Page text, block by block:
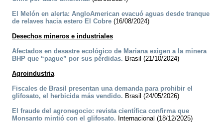
El Melón en alerta: AngloAmerican evacuó aguas desde tranque
de relaves hacia estero El Cobre (16/08/2024)
Desechos mineros e industriales
Afectados en desastre ecológico de Mariana exigen a la minera
BHP que “pague” por sus pérdidas. Brasil (21/10/2024)
Agroindustria
Fiscales de Brasil presentan una demanda para prohibir el
glifosato, el herbicida más vendido. Brasil (24/05/2026)
El fraude del agronegocio: revista científica confirma que
Monsanto mintió con el glifosato. Internacional (18/12/2025)